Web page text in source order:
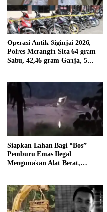
Operasi Antik Siginjai 2026,
Polres Merangin Sita 64 gram
Sabu, 42,46 gram Ganja, 5
Siapkan Lahan Bagi “Bos”
Pemburu Emas Ilegal
Mengunakan Alat Berat,
Terancam di Pecat